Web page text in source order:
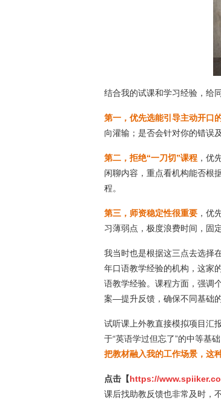
结合我的试课和学习经验，给
第一，优先选能引导主动开口
向灌输；是否会针对你的错误
第二，拒绝“一刀切”课程 ，优
闲聊内容，重点看机构能否根
程。
第三，师资稳定性很重要 ，优
习薄弱点，极度浪费时间，固
我当时也是根据这三点去选择
年口语教学经验的机构，这家
语教学经验。课程方面，强调
案—提升反馈，确保不同基础
试听课上外教直接模拟项目汇
于“英语学过但忘了”的中等基
把教材融入我的工作场景，这
点击【https://
课后找助教反馈也非常及时，